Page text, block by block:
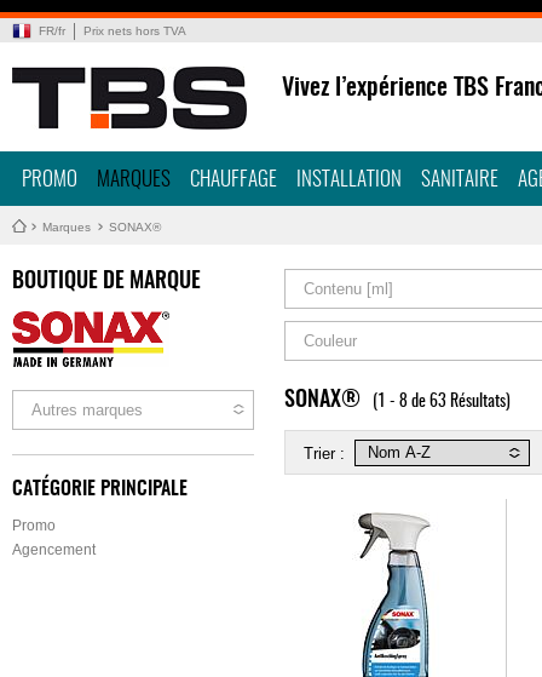
FR/fr Prix nets hors TVA
Vivez l’expérience TBS
PROMO MARQUES CHAUFFAGE INSTALLATION SANITAIRE
Marques SONAX®
BOUTIQUE DE MARQUE
Autres marques
CATÉGORIE PRINCIPALE
Promo
Agencement
Contenu [ml]
Couleur
SONAX® (1 - 8 de 63 Résultats)
Trier :